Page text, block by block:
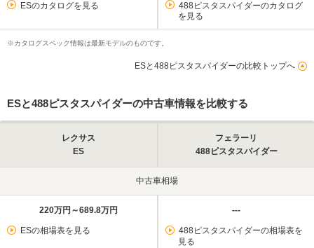
ESのカタログを見る
488ピスタスパイダーのカタログ
を見る
※カタログスペック情報は最新モデルのものです。
ESと488ピスタスパイダーの比較トップへ
ESと488ピスタスパイダーの中古車情報を比較する
レクサス
ES
フェラーリ
488ピスタスパイダー
中古車相場
220万円～689.8万円
ESの相場表を見る
---
488ピスタスパイダーの相場表を
見る